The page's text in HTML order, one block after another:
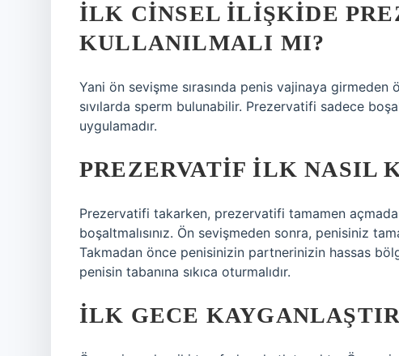
İLK CINSEL ILIŞKIDE
KULLANILMALI MI?
Yani ön sevişme sırasında penis vajinaya girmeden
sıvılarda sperm bulunabilir. Prezervatifi sadece
uygulamadır.
PREZERVATIF ILK NASIL
Prezervatifi takarken, prezervatifi tamamen
boşaltmalısınız. Ön sevişmeden sonra, penisiniz
Takmadan önce penisinizin partnerinizin hassas
penisin tabanına sıkıca oturmalıdır.
İLK GECE